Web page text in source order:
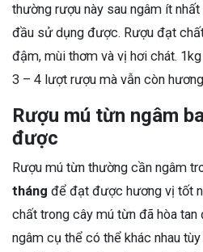
thường rượu này sau ngâm ít
đầu sử dụng được. Rượu đạt
đậm, mùi thơm và vị hơi chát.
3 – 4 lượt rượu mà vẫn còn
Rượu mú từn ngâm
được
Rượu mú từn thường cần ngâm
tháng để đạt được hương vị tốt
chất trong cây mú từn đã hòa
ngâm cụ thể có thể khác nhau